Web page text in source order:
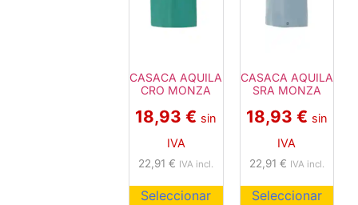
CASACA AQUILA
CRO MONZA
18,93€ sin
IVA
22,91€ IVA incl.
Seleccionar
CASACA AQUILA
SRA MONZA
18,93 € sin
IVA
22,91 € IVA incl.
Seleccionar